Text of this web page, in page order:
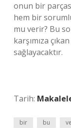
onun bir
hem bir
mu verir? Bu
karşımıza
sağlayacaktır.
Tarih:
bir bu ve